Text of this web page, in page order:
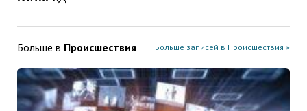
Больше в Проиcшествия Больше записей в Проиcшествия »